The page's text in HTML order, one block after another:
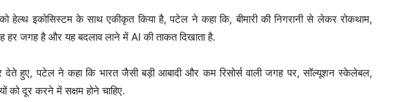
हेल्थ इकोसिस्टम के साथ एकीकृत किया है, पटेल ने कहा कि, बीमारी की निगरानी से लेकर रोकथाम,
हर जगह है और यह बदलाव लाने में AI की ताकत दिखाता है.
देते हुए, पटेल ने कहा कि भारत जैसी बड़ी आबादी और कम रिसोर्स वाली जगह पर, सॉल्यूशन स्केलेबल,
को दूर करने में सक्षम होने चाहिए.